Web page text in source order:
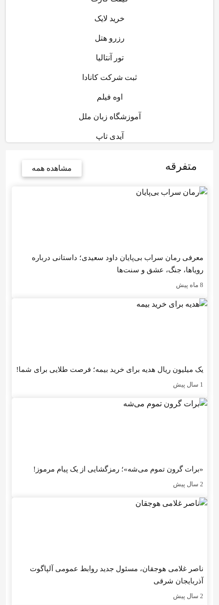
خرید لایک
رزرو هتل
تور آنتالیا
ثبت شرکت کانادا
اوه فیلم
آموزشگاه زبان ملل
آیدی تاپ
متفرقه مشاهده همه
معرفی رمان سراب بی‌پایان داود سعیدی؛ داستانی درباره
رویاها، جنگ، عشق و سنت‌ها
8 ماه پیش
یک میلیون ریال هدیه برای خرید بیمه؛ فرصت طلایی برای شما!
1 سال پیش
«برات گرون تموم می‌شه»؛ رمزگشایی از یک پیام مرموز!
2 سال پیش
ناصر غلامی هوجقان، مسئول جدید روابط عمومی آلپاگوت
آذربایجان شرقی
2 سال پیش